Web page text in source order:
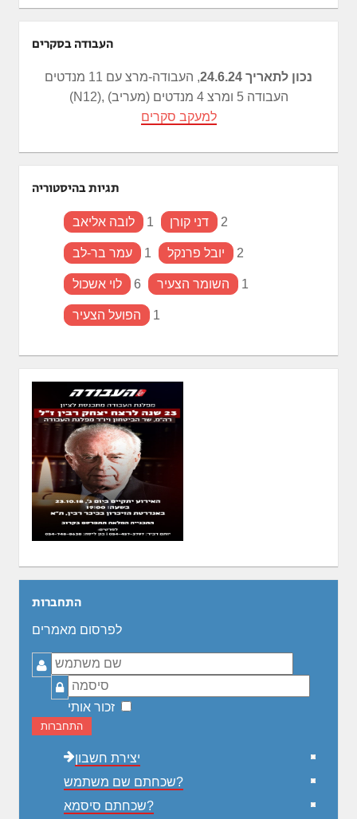
העבודה בסקרים
נכון לתאריך 24.6.24
, העבודה-מרצ עם 11 מנדטים
(N12), העבודה 5 ומרצ 4 מנדטים (מעריב)
למעקב סקרים
תגיות בהיסטוריה
לובה אליאב 1 דני קורן 2
עמר בר-לב 1 יובל פרנקל 2
לוי אשכול 6 השומר הצעיר 1
הפועל הצעיר 1
התחברות
לפרסום מאמרים
שם
משתמש
סיסמה
זכור אותי
התחברות
יצירת חשבון
שכחתם שם משתמש?
שכחתם סיסמא?